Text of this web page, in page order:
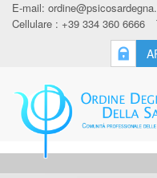
E-mail:
Cellulare : +39 334 360 6666